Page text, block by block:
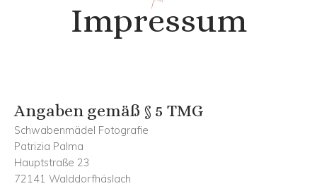
Impressum
Angaben gemäß § 5 TMG
Schwabenmädel Fotografie
Patrizia Palma
Hauptstraße 23
72141 Walddorfhäslach